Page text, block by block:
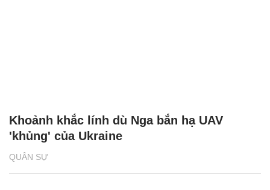
QUÂN SỰ
Khoảnh khắc lính dù Nga bắn hạ UAV
'khủng' của Ukraine